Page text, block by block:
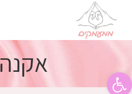
פתח סרגל נגישות
לתוכן
אקנה